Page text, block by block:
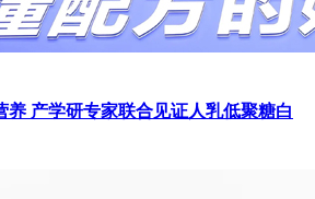
养 产学研专家联合见证人乳低聚糖白